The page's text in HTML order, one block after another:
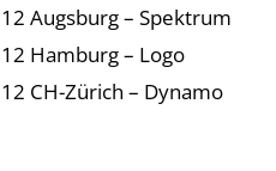
Augsburg – Spektrum
Hamburg – Logo
CH-Zürich – Dynamo